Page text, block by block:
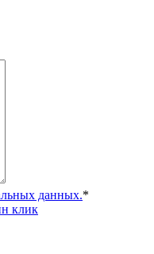
данных.*
клик